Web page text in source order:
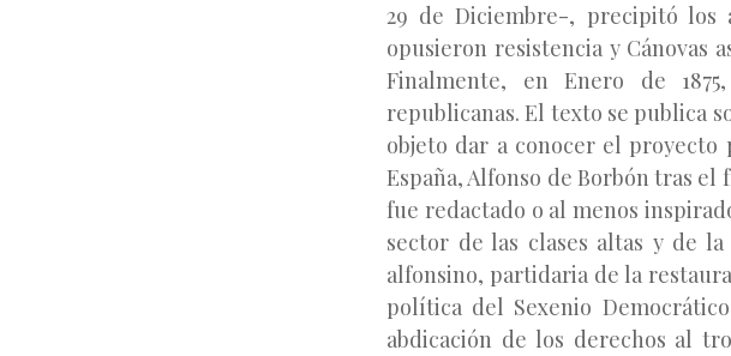
29 de Diciembre-, precipitó los
opusieron resistencia y Cánovas
Finalmente, en Enero de
republicanas. El texto se publica
objeto dar a conocer el
España, Alfonso de Borbón tras el
fue redactado o al menos
sector de las clases altas y de
alfonsino, partidaria de la
política del Sexenio Democrático
abdicación de los derechos al